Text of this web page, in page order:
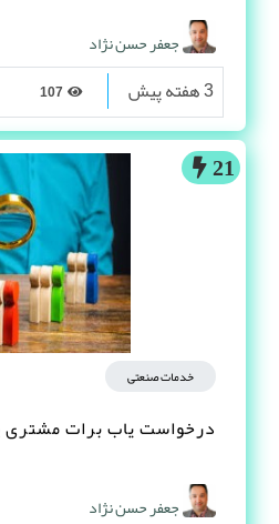
جعفر حسن نژاد
3 هفته پیش
21
خدمات صنعتی
درخواست یاب برات مشتری
جعفر حسن نژاد